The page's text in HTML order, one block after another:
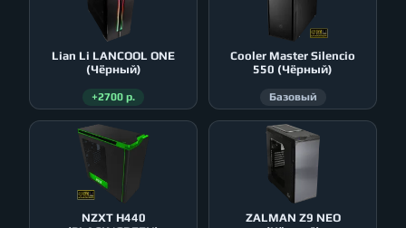
Lian Li LANCOOL ONE
(Чёрный)
+2700 р.
Cooler Master Silencio
550 (Чёрный)
Базовый
NZXT H440
ZALMAN Z9 NEO